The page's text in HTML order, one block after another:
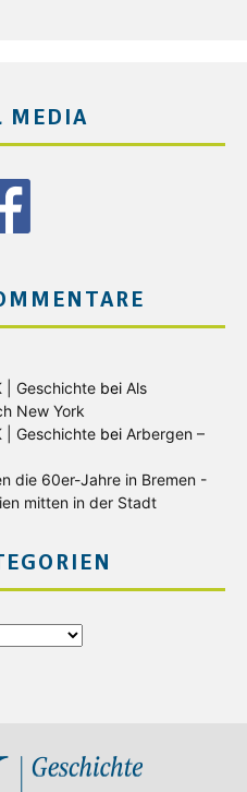
MEDIA
| Geschichte bei Als
New York
| Geschichte bei Arbergen –
die 60er-Jahre in Bremen -
mitten in der Stadt